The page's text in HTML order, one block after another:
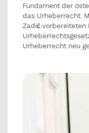
Fundament der
das Urheberrecht.
Zadić vorbereiteten
Urheberrecht neu